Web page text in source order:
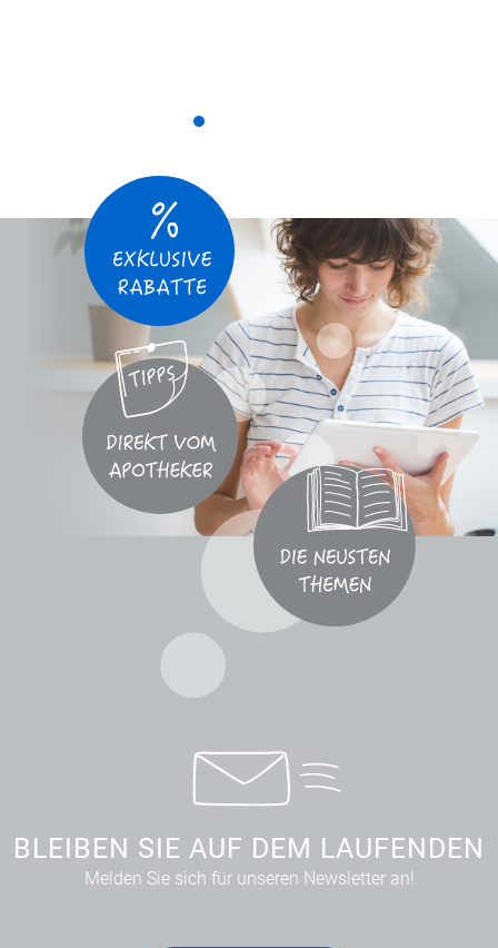
BLEIBEN SIE AUF DEM LAUFENDEN
Melden Sie sich für unseren Newsletter an!